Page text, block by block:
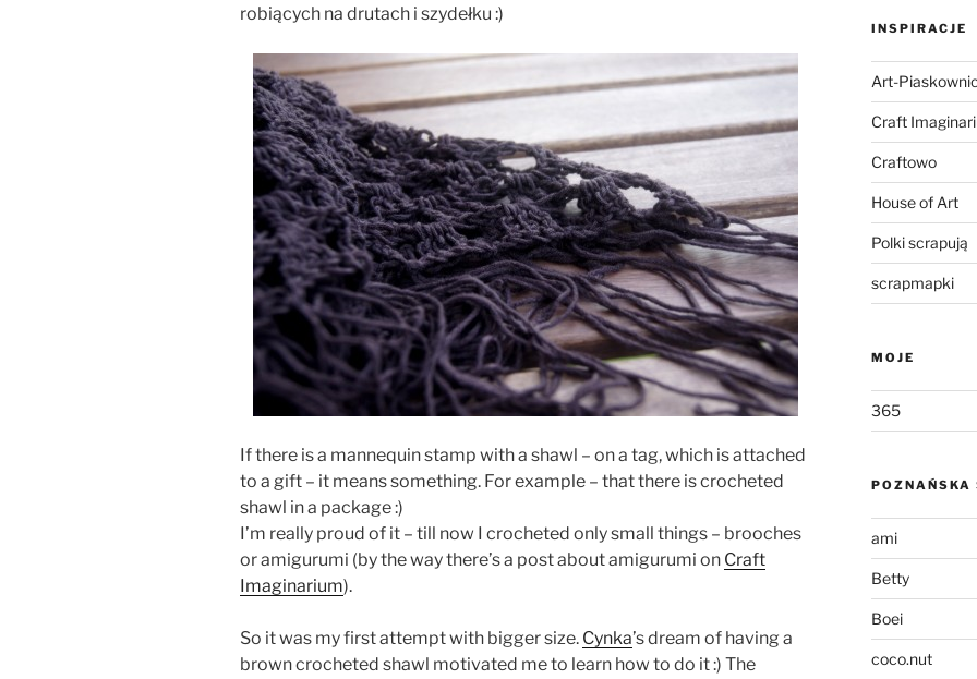
robiących na drutach i szydełku :)
If there is a mannequin stamp with a shawl – on a tag, which is attached
to a gift – it means something. For example – that there is crocheted
shawl in a package :)
I’m really proud of it – till now I crocheted only small things – brooches
or amigurumi (by the way there’s a post about amigurumi on Craft
Imaginarium).
So it was my first attempt with bigger size. Cynka’s dream of having a
brown crocheted shawl motivated me to learn how to do it :) The
INSPIRACJE
Art-
Craft
Craftowo
House of Art
Polki scrapują
scrapmapki
MOJE
365
POZNAŃSKA
ami
Betty
Boei
coco.nut